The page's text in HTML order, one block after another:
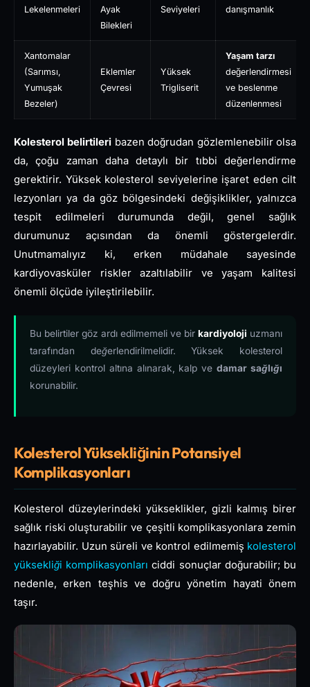
Lekelenmeleri
Ayak
Bilekleri
Seviyeleri
danışmanlık
Xantomalar
(Sarımsı,
Yumuşak
Bezeler)
Eklemler
Çevresi
Yüksek
Trigliserit
Yaşam tarzı
değerlendirmesi
ve beslenme
düzenlenmesi
Kolesterol belirtileri bazen doğrudan gözlemlenebilir olsa
da, çoğu zaman daha detaylı bir tıbbi değerlendirme
gerektirir. Yüksek kolesterol seviyelerine işaret eden cilt
lezyonları ya da göz bölgesindeki değişiklikler, yalnızca
tespit edilmeleri durumunda değil, genel sağlık
durumunuz açısından da önemli göstergelerdir.
Unutmamalıyız ki, erken müdahale sayesinde
kardiyovasküler riskler azaltılabilir ve yaşam kalitesi
önemli ölçüde iyileştirilebilir.
Bu belirtiler göz ardı edilmemeli ve bir kardiyoloji uzmanı
tarafından değerlendirilmelidir. Yüksek kolesterol
düzeyleri kontrol altına alınarak, kalp vedamar sağlığı
korunabilir.
Kolesterol Yüksekliğinin Potansiyel
Komplikasyonları
Kolesterol düzeylerindeki yükseklikler, gizli kalmış birer
sağlık riski oluşturabilir ve çeşitli komplikasyonlara zemin
hazırlayabilir. Uzun süreli ve kontrol edilmemiş kolesterol
yüksekliği komplikasyonları ciddi sonuçlar doğurabilir; bu
nedenle, erken teşhis ve doğru yönetim hayati önem
taşır.